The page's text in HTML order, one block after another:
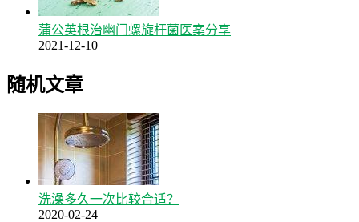
蒲公英根治幽门螺旋杆菌医案分享
2021-12-10
随机文章
洗澡多久一次比较合适？
2020-02-24